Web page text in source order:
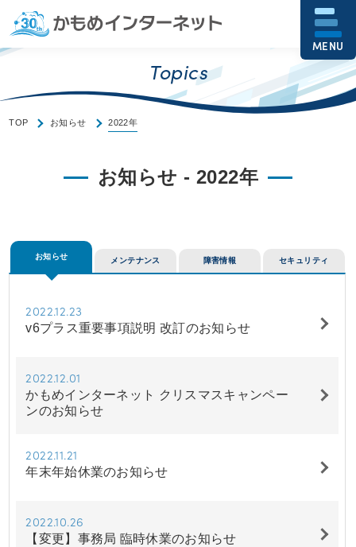
MENU
Topics
TOP お知らせ 2022年
お知らせ - 2022年
お知らせ メンテナンス 障害情報 セキュリティ
2022.12.23
v6プラス重要事項説明 改訂のお知らせ
2022.12.01
かもめインターネット クリスマスキャンペー
ンのお知らせ
2022.11.21
年末年始休業のお知らせ
2022.10.26
【変更】事務局 臨時休業のお知らせ